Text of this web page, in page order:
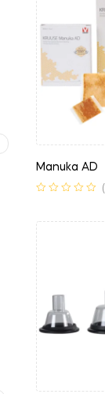
Manuka AD